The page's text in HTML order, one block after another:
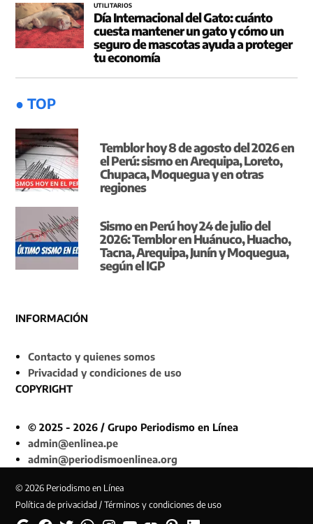
UTILITARIOS
Día Internacional del Gato: cuánto
cuesta mantener un gato y cómo un
seguro de mascotas ayuda a proteger
tu economía
● TOP
Temblor hoy 8 de agosto del 2026 en
el Perú: sismo en Arequipa, Loreto,
Chupaca, Moquegua y en otras
regiones
Sismo en Perú hoy 24 de julio del
2026: Temblor en Huánuco, Huacho,
Tacna, Arequipa, Junín y Moquegua,
según el IGP
INFORMACIÓN
Contacto y quienes somos
Privacidad y condiciones de uso
COPYRIGHT
© 2025 - 2026 / Grupo Periodismo en Línea
admin@enlinea.pe
admin@periodismoenlinea.org
© 2026 Periodismo en Línea
Política de privacidad / Términos y condiciones de uso